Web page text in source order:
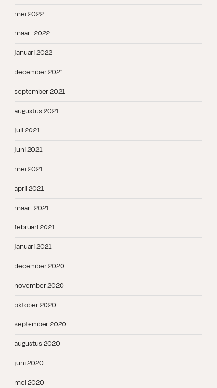
mei 2022
maart 2022
januari 2022
december 2021
september 2021
augustus 2021
juli 2021
juni 2021
mei 2021
april 2021
maart 2021
februari 2021
januari 2021
december 2020
november 2020
oktober 2020
september 2020
augustus 2020
juni 2020
mei 2020